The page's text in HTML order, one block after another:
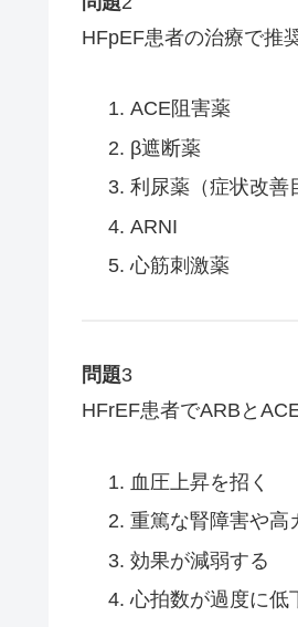
HFpEF患者の治療で推
ACE阻害薬
β遮断薬
利尿薬（症状改善
ARNI
心筋刺激薬
問題3
HFrEF患者でARBと
血圧上昇を招く
重篤な腎障害や高
効果が減弱する
心拍数が過度に低